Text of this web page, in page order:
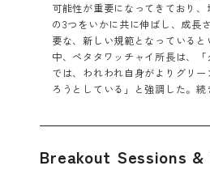
可能性が重要になってきており、
の3つをいかに共に伸ばし、成長
要な、新しい規範となっていると
中、ペタタワッチャイ所長は、
では、われわれ自身がよりグリー
ろうとしている」と強調した。 続
Breakout Sessions &